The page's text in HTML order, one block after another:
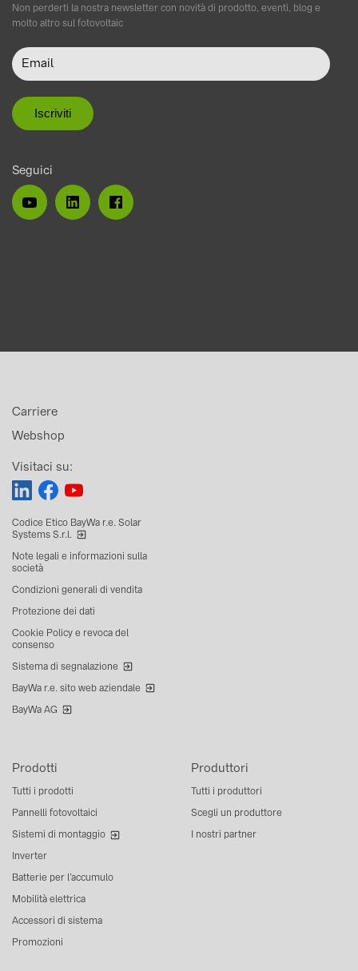
Non perderti la nostra newsletter con novità di prodotto, eventi, blog e
molto altro sul fotovoltaic
Seguici
Prodotti
Tutti i prodotti
Pannelli fotovoltaici
Sistemi di montaggio
Inverter
Batterie per l’accumulo
Mobilità elettrica
Accessori di sistema
Promozioni
Produttori
Tutti i produttori
Scegli un produttore
I nostri partner
Webshop
Carriere
Visitaci su:
Codice Etico BayWa r.e. Solar
Systems S.r.l.
Note legali e informazioni sulla
società
Condizioni generali di vendita
Protezione dei dati
Cookie Policy e revoca del
consenso
Sistema di segnalazione
BayWa r.e. sito web aziendale
BayWa AG